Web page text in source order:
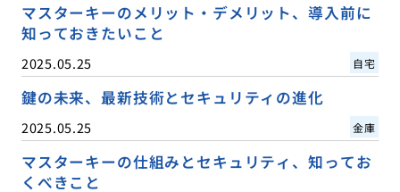
マスターキーのメリット・デメリット、導入前に
知っておきたいこと
2025.05.25 自宅
鍵の未来、最新技術とセキュリティの進化
2025.05.25 金庫
マスターキーの仕組みとセキュリティ、知ってお
くべきこと